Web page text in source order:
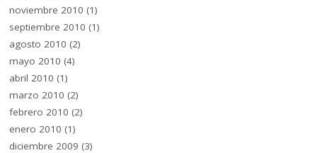
noviembre 2010 (1)
septiembre 2010 (1)
agosto 2010 (2)
mayo 2010 (4)
abril 2010 (1)
marzo 2010 (2)
febrero 2010 (2)
enero 2010 (1)
diciembre 2009 (3)